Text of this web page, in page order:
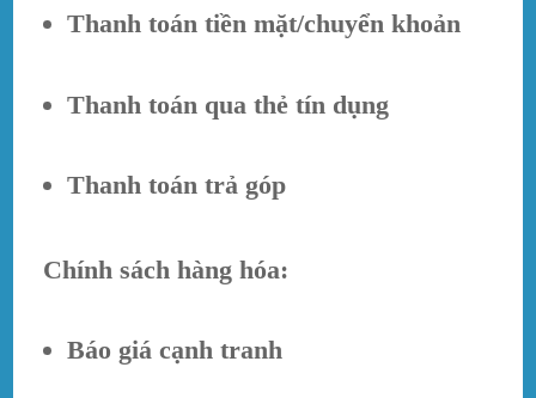
Thanh toán tiền mặt/chuyển khoản
Thanh toán qua thẻ tín dụng
Thanh toán trả góp
Chính sách hàng hóa:
Báo giá cạnh tranh